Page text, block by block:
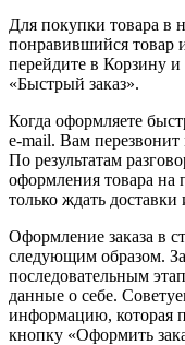
Для покупки товара в
понравившийся товар
перейдите в Корзину
«Быстрый заказ».
Когда оформляете
e-mail. Вам перезвонит
По результатам
оформления товара на
только ждать
Оформление заказа в
следующим образом.
последовательным
данные о себе.
информацию, которая
кнопку «Оформить